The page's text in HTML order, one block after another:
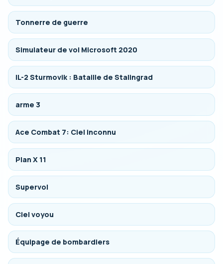
Tonnerre de guerre
Simulateur de vol Microsoft 2020
IL-2 Sturmovik : Bataille de Stalingrad
arme 3
Ace Combat 7: Ciel inconnu
Plan X 11
Supervol
Ciel voyou
Équipage de bombardiers